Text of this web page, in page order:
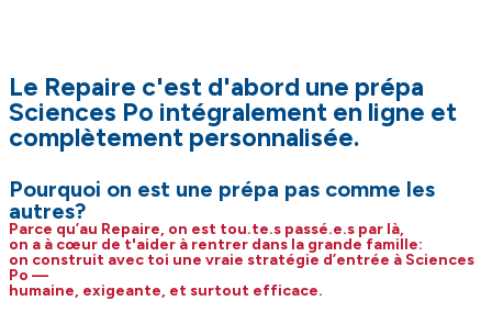
Le Repaire c'est d'abord une prépa
Sciences Po intégralement en ligne et
complètement personnalisée.
Pourquoi on est une prépa pas comme les
autres?
Parce qu’au Repaire, on est tou.te.s passé.e.s par là,
on a à cœur de t'aider à rentrer dans la grande famille:
on construit avec toi une vraie stratégie d’entrée à Sciences
Po —
humaine, exigeante, et surtout efficace.